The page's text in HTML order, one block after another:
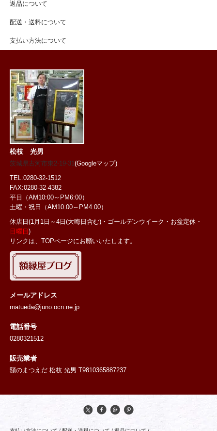
返品について
配送・送料について
支払い方法について
松枝 光男
茨城県古河市東2-19-31(Googleマップ)
TEL:0280-32-1512
FAX:0280-32-4382
平日（AM10:00～PM6:00）
土曜・祝日
（AM10:00～PM4:00）
休店日(1月1日～4日(大晦日含む)・ゴールデンウイーク・お盆定休・
日曜日 )
リンクは、TOPページにお願いいたします。
メールアドレス
matueda@juno.ocn.ne.jp
電話番号
0280321512
販売業者
額のまつえだ 松枝 光男 T9810365887237